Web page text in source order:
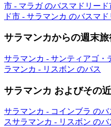
市 - マラガ のバスマドリード
ド市 - サラマンカ のバスマド
サラマンカからの週末
サラマンカ - サンティアゴ・
ラマンカ - リスボン のバス
サラマンカ およびその
サラマンカ - コインブラ のバ
スサラマンカ - リスボン のバ